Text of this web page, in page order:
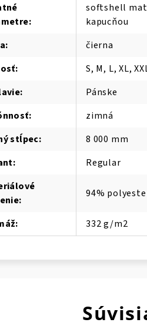
:
softshell
kapucňou
:
čierna
:
S, M, L, XL,
:
Pánske
:
zimná
stĺpec:
8 000 mm
:
Regular
:
94%
: 332 g/m2